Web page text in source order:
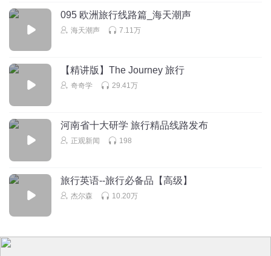
095 欧洲旅行线路篇_海天潮声
海天潮声 7.11万
【精讲版】The Journey 旅行
奇奇学 29.41万
河南省十大研学 旅行精品线路发布
正观新闻 198
旅行英语--旅行必备品【高级】
杰尔森 10.20万